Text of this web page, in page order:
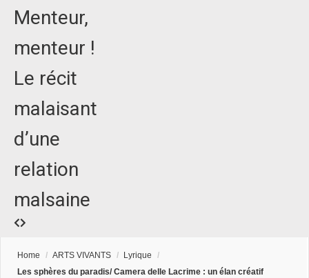
Menteur,
menteur !
Le récit
malaisant
d’une
relation
malsaine
Home / ARTS VIVANTS / Lyrique
/
Les sphères du paradis/ Camera delle Lacrime : un élan créatif